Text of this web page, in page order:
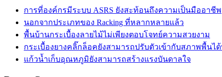
การที่องค์กรมีระบบ ASRS ยังสะท้อนถึงความเป็นมืออาชีพ
นอกจากประเภทของ Racking ที่หลากหลายแล้ว
พื้นบ้านกระเบื้องลายไม้ไม่เพียงตอบโจทย์ความสวยงาม
กระเบื้องยางคลิ๊กล็อคยังสามารถปรับตัวเข้ากับสภาพพื้นไ
แก้วน้ำเก็บอุณหภูมิยังสามารถสร้างแรงบันดาลใจ